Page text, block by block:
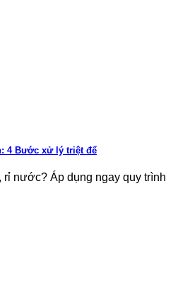
4 Bước xử lý triệt để
rỉ nước? Áp dụng ngay quy trình